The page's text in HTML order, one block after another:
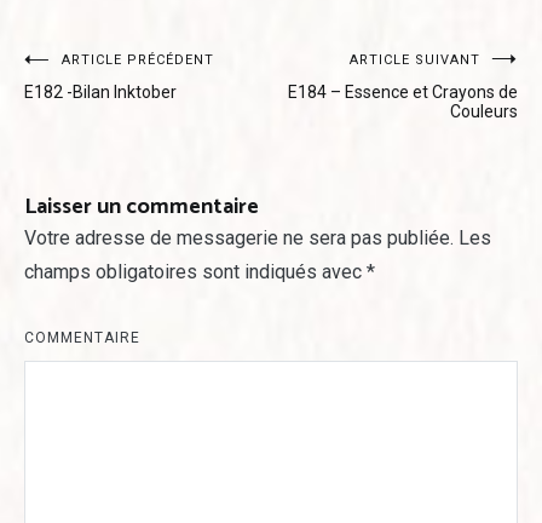
Navigation
de
ARTICLE PRÉCÉDENT
E182 -Bilan Inktober
ARTICLE SUIVANT
E184 – Essence et Crayons de
Couleurs
Laisser un commentaire
Votre adresse de messagerie ne sera pas publiée. Les
champs obligatoires sont indiqués avec *
COMMENTAIRE